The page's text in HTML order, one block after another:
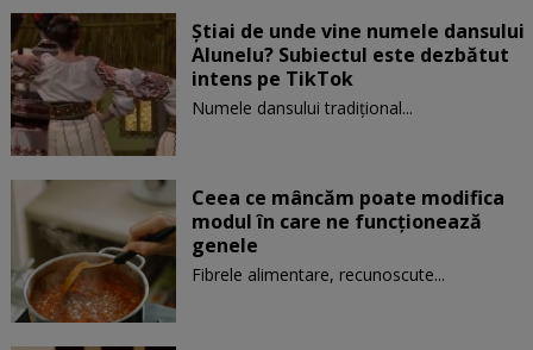
Știai de unde vine numele dansului
Alunelu? Subiectul este dezbătut
intens pe TikTok
Numele dansului tradițional...
Ceea ce mâncăm poate modifica
modul în care ne funcţionează
genele
Fibrele alimentare, recunoscute...